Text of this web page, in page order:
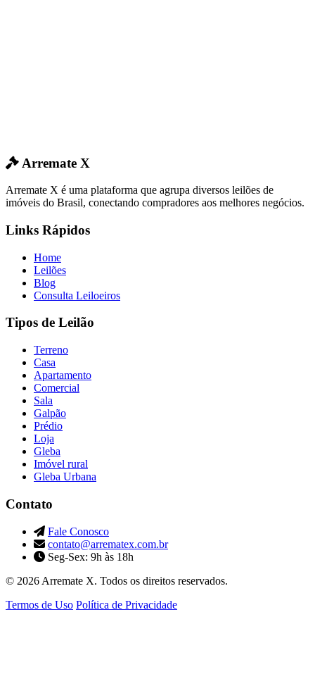
Arremate X
Arremate X é uma plataforma que agrupa diversos leilões de
imóveis do Brasil, conectando compradores aos melhores negócios.
Links Rápidos
Home
Leilões
Blog
Consulta Leiloeiros
Tipos de Leilão
Terreno
Casa
Apartamento
Comercial
Sala
Galpão
Prédio
Loja
Gleba
Imóvel rural
Gleba Urbana
Contato
Fale Conosco
contato@arrematex.com.br
Seg-Sex: 9h às 18h
© 2026 Arremate X. Todos os direitos reservados.
Termos de Uso Política de Privacidade